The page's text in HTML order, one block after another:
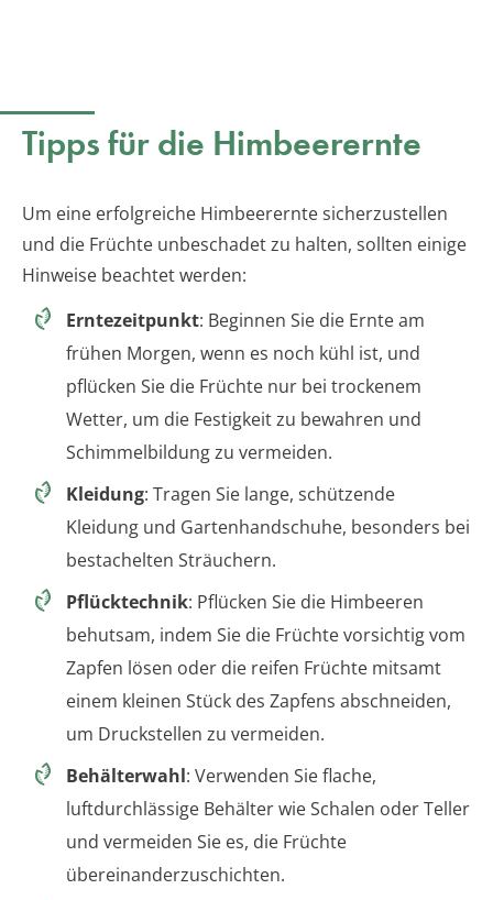
Tipps für die Himbeerernte
Um eine erfolgreiche Himbeerernte sicherzustellen
und die Früchte unbeschadet zu halten, sollten einige
Hinweise beachtet werden:
Erntezeitpunkt: Beginnen Sie die Ernte am
frühen Morgen, wenn es noch kühl ist, und
pflücken Sie die Früchte nur bei trockenem
Wetter, um die Festigkeit zu bewahren und
Schimmelbildung zu vermeiden.
Kleidung: Tragen Sie lange, schützende
Kleidung und Gartenhandschuhe, besonders bei
bestachelten Sträuchern.
Pflücktechnik: Pflücken Sie die Himbeeren
behutsam, indem Sie die Früchte vorsichtig vom
Zapfen lösen oder die reifen Früchte mitsamt
einem kleinen Stück des Zapfens abschneiden,
um Druckstellen zu vermeiden.
Behälterwahl: Verwenden Sie flache,
luftdurchlässige Behälter wie Schalen oder Teller
und vermeiden Sie es, die Früchte
übereinanderzuschichten.